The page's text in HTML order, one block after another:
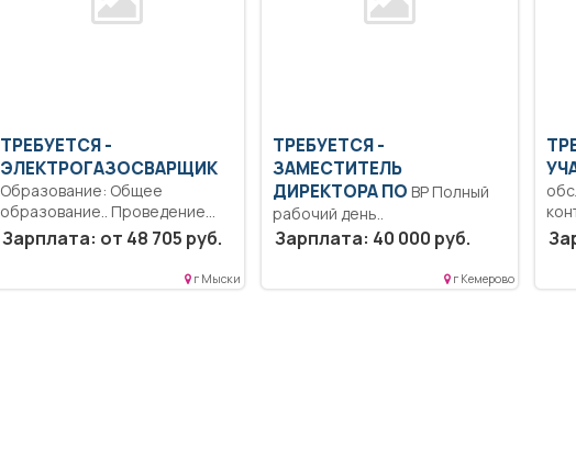
ТРЕБУЕТСЯ -
ЭЛЕКТРОГАЗОСВАРЩИК
Образование: Общее
образование.. Проведение
сварочных работ.. Полный
рабочий день..
Зарплата: от 48 705 руб.
г Мыски
ТРЕБУЕТСЯ -
ЗАМЕСТИТЕЛЬ
ДИРЕКТОРА ПО ВР Полный
рабочий день..
Зарплата: 40 000 руб.
г Кемерово